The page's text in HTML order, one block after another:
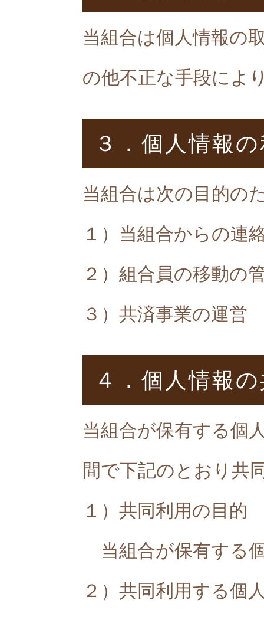
当組合は個人情報の
の他不正な手段によ
３．個人情報
当組合は次の目的の
１）当組合からの連
２）組合員の移動の
３）共済事業の運営
４．個人情報
当組合が保有する個
間で下記のとおり共
１）共同利用の目的
当組合が保有する
２）共同利用する個